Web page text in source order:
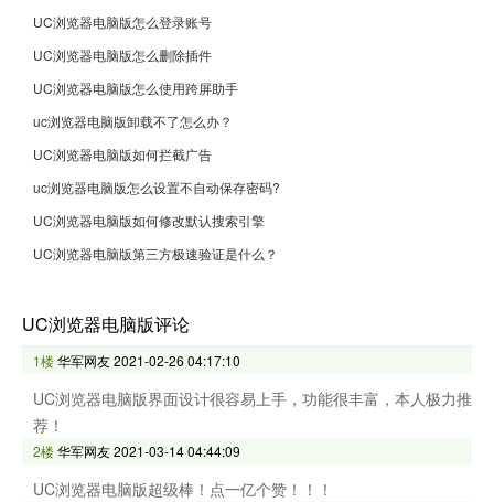
UC浏览器电脑版怎么登录账号
UC浏览器电脑版怎么删除插件
UC浏览器电脑版怎么使用跨屏助手
uc浏览器电脑版卸载不了怎么办？
UC浏览器电脑版如何拦截广告
uc浏览器电脑版怎么设置不自动保存密码?
UC浏览器电脑版如何修改默认搜索引擎
UC浏览器电脑版第三方极速验证是什么？
UC浏览器电脑版评论
1楼华军网友2021-02-26 04:17:10
UC浏览器电脑版界面设计很容易上手，功能很丰富，本人极力推
荐！
2楼华军网友2021-03-14 04:44:09
UC浏览器电脑版超级棒！点一亿个赞！！！